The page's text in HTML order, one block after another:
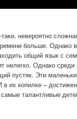
невероятно
больше. Однако
общий язык с
нелегко. Однако
пустяк. Эти
их копилке –
талантливые